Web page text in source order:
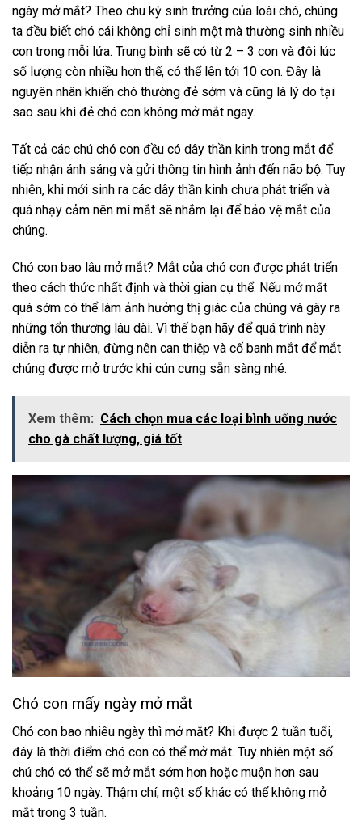
ngày mở mắt? Theo chu kỳ sinh trưởng của loài chó, chúng
ta đều biết chó cái không chỉ sinh một mà thường sinh nhiều
con trong mỗi lứa. Trung bình sẽ có từ 2 – 3 con và đôi lúc
số lượng còn nhiều hơn thế, có thể lên tới 10 con. Đây là
nguyên nhân khiến chó thường đẻ sớm và cũng là lý do tại
sao sau khi đẻ chó con không mở mắt ngay.
Tất cả các chú chó con đều có dây thần kinh trong mắt để
tiếp nhận ánh sáng và gửi thông tin hình ảnh đến não bộ. Tuy
nhiên, khi mới sinh ra các dây thần kinh chưa phát triển và
quá nhạy cảm nên mí mắt sẽ nhắm lại để bảo vệ mắt của
chúng.
Chó con bao lâu mở mắt? Mắt của chó con được phát triển
theo cách thức nhất định và thời gian cụ thể. Nếu mở mắt
quá sớm có thể làm ảnh hưởng thị giác của chúng và gây ra
những tổn thương lâu dài. Vì thế bạn hãy để quá trình này
diễn ra tự nhiên, đừng nên can thiệp và cố banh mắt để mắt
chúng được mở trước khi cún cưng sẵn sàng nhé.
Xem thêm: Cách chọn mua các loại bình uống nước
cho gà chất lượng, giá tốt
Chó con mấy ngày mở mắt
Chó con bao nhiêu ngày thì mở mắt? Khi được 2 tuần tuổi,
đây là thời điểm chó con có thể mở mắt. Tuy nhiên một số
chú chó có thể sẽ mở mắt sớm hơn hoặc muộn hơn sau
khoảng 10 ngày. Thậm chí, một số khác có thể không mở
mắt trong 3 tuần.